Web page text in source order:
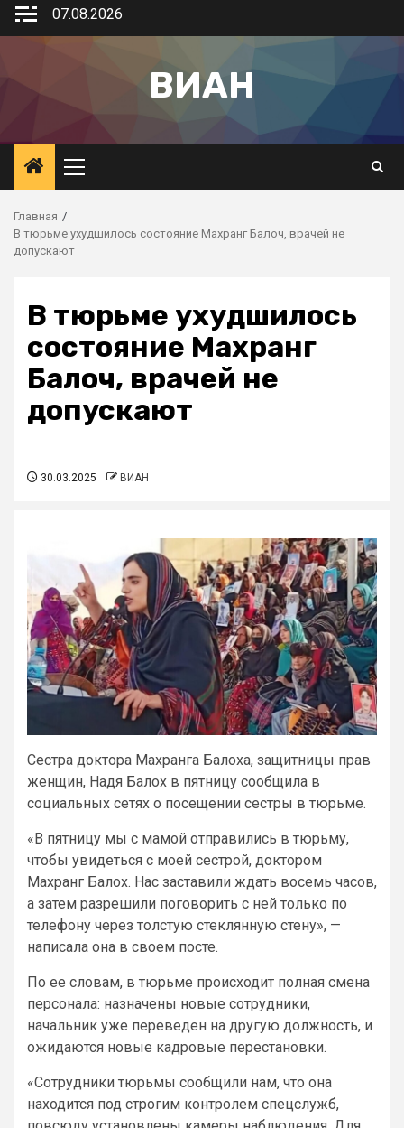
07.08.2026
ВИАН
Главная
В тюрьме ухудшилось состояние Махранг Балоч, врачей не
допускают
В тюрьме ухудшилось
состояние Махранг
Балоч, врачей не
допускают
30.03.2025 ВИАН
Сестра доктора Махранга Балоха, защитницы прав
женщин, Надя Балох в пятницу сообщила в
социальных сетях о посещении сестры в тюрьме.
«В пятницу мы с мамой отправились в тюрьму,
чтобы увидеться с моей сестрой, доктором
Махранг Балох. Нас заставили ждать восемь часов,
а затем разрешили поговорить с ней только по
телефону через толстую стеклянную стену», —
написала она в своем посте.
По ее словам, в тюрьме происходит полная смена
персонала: назначены новые сотрудники,
начальник уже переведен на другую должность, и
ожидаются новые кадровые перестановки.
«Сотрудники тюрьмы сообщили нам, что она
находится под строгим контролем спецслужб,